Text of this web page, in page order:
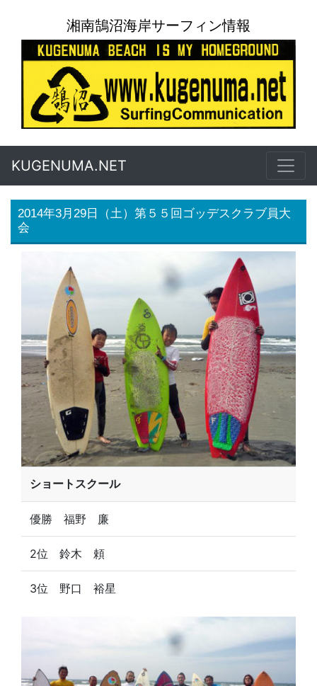
湘南鵠沼海岸サーフィン情報
KUGENUMA.NET
2014年3月29日（土）第５５回ゴッデスクラブ員大
会
ショートスクール
優勝 福野 廉
2位 鈴木 頼
3位 野口 裕星